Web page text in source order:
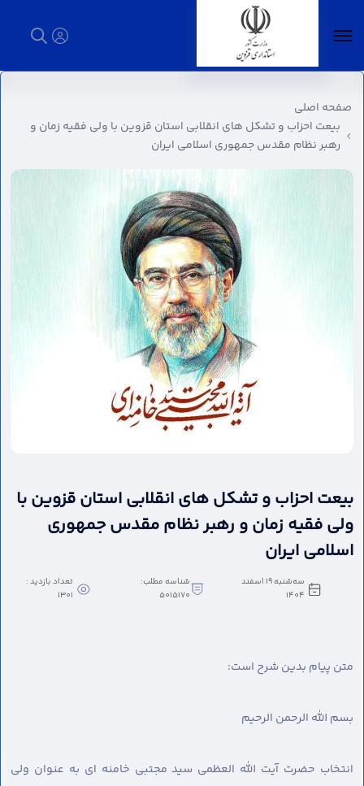
بیعت احزاب و تشکل های انقلابی استان قزوین با
ولی فقیه زمان و رهبر نظام مقدس جمهوری
اسلامی ایران - استانداری قزوین
صفحه اصلی
بیعت احزاب و تشکل های انقلابی استان قزوین با ولی فقیه زمان و
رهبر نظام مقدس جمهوری اسلامی ایران
بیعت احزاب و تشکل های انقلابی استان قزوین با
ولی فقیه زمان و رهبر نظام مقدس جمهوری
اسلامی ایران
سه‌شنبه 19 اسفند
1404
شناسه مطلب:
5015170
تعداد بازدید :
1301
متن پیام بدین شرح است:
بسم الله الرحمن الرحیم
انتخاب حضرت آیت الله العظمی سید مجتبی خامنه ای به عنوان ولی